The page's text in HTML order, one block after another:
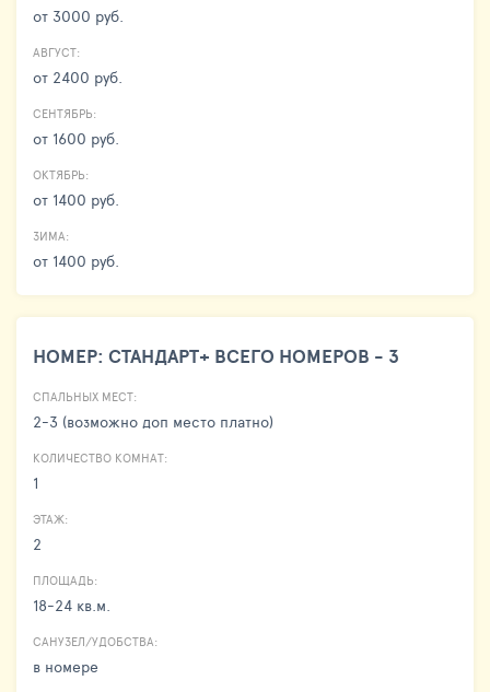
от 3000 руб.
АВГУСТ:
от 2400 руб.
СЕНТЯБРЬ:
от 1600 руб.
ОКТЯБРЬ:
от 1400 руб.
ЗИМА:
от 1400 руб.
НОМЕР: СТАНДАРТ+ ВСЕГО НОМЕРОВ - 3
СПАЛЬНЫХ МЕСТ:
2-3 (возможно доп место платно)
КОЛИЧЕСТВО КОМНАТ:
1
ЭТАЖ:
2
ПЛОЩАДЬ:
18-24 кв.м.
САНУЗЕЛ/УДОБСТВА:
в номере